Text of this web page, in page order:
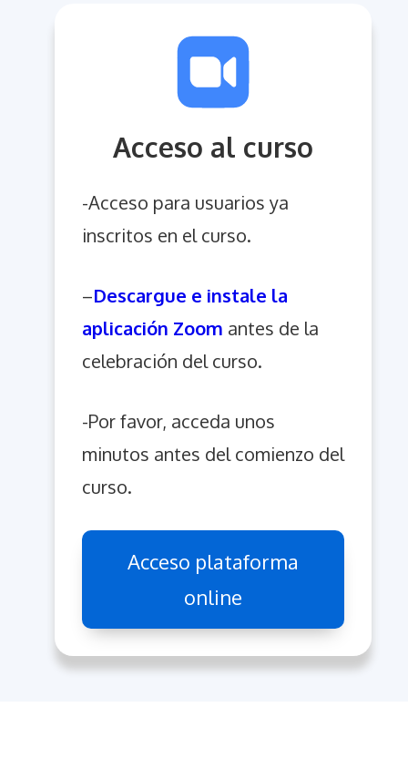
Acceso al curso
-Acceso para usuarios ya
inscritos en el curso.
–Descargue e instale la
aplicación Zoom antes de la
celebración del curso.
-Por favor, acceda unos
minutos antes del comienzo del
curso.
Acceso plataforma
online